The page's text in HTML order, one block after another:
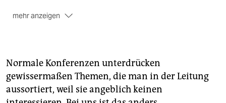
mehr anzeigen
gab es allerdings Unmut, da die Kongressplanung bis
gestern Mittag offen war. (
adz-netzwerk.de) "Es ist für
mich unverständlich, dass selbst fünf Tage vorher
kein festes Programm zu finden ist", schreibt etwa
Normale Konferenzen unterdrücken
gewissermaßen Themen, die man in der Leitung
aussortiert, weil sie angeblich keinen